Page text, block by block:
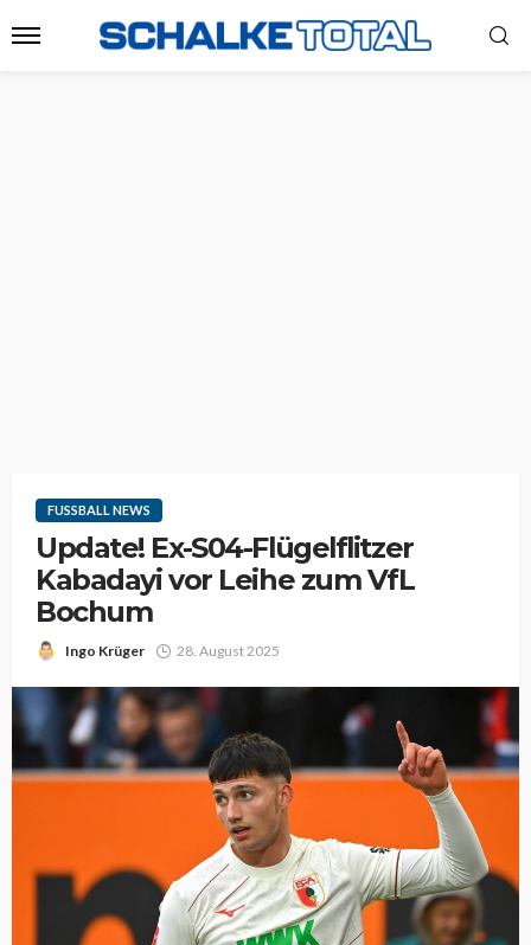
FUSSBALL NEWS
Update! Ex-S04-Flügelflitzer
Kabadayi vor Leihe zum VfL
Bochum
Ingo Krüger 28. August 2025